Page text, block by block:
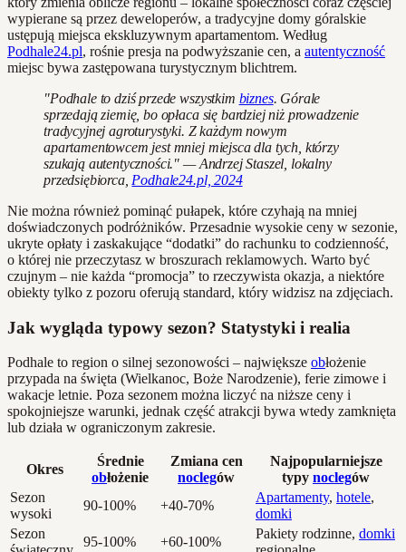
wypierane są przez deweloperów, a tradycyjne domy góralskie
ustępują miejsca ekskluzywnym apartamentom. Według
Podhale24.pl, rośnie presja na podwyższanie cen, a autentyczność
miejsc bywa zastępowana turystycznym blichtrem.
"Podhale to dziś przede wszystkim biznes. Górale
sprzedają ziemię, bo opłaca się bardziej niż prowadzenie
tradycyjnej agroturystyki. Z każdym nowym
apartamentowcem jest mniej miejsca dla tych, którzy
szukają autentyczności." — Andrzej Staszel, lokalny
przedsiębiorca, Podhale24.pl, 2024
Nie można również pominąć pułapek, które czyhają na mniej
doświadczonych podróżników. Przesadnie wysokie ceny w sezonie,
ukryte opłaty i zaskakujące “dodatki” do rachunku to codzienność,
o której nie przeczytasz w broszurach reklamowych. Warto być
czujnym – nie każda “promocja” to rzeczywista okazja, a niektóre
obiekty tylko z pozoru oferują standard, który widzisz na zdjęciach.
Jak wygląda typowy sezon? Statystyki i realia
Podhale to region o silnej sezonowości – największe obłożenie
przypada na święta (Wielkanoc, Boże Narodzenie), ferie zimowe i
wakacje letnie. Poza sezonem można liczyć na niższe ceny i
spokojniejsze warunki, jednak część atrakcji bywa wtedy zamknięta
lub działa w ograniczonym zakresie.
Okres
Średnie
obłożenie
Zmiana cen
noclegów
Najpopularniejsze
typy noclegów
Sezon
wysoki
90-100% +40-70%
Apartamenty, hotele,
domki
Sezon
95-100% +60-100%
Pakiety rodzinne, domki